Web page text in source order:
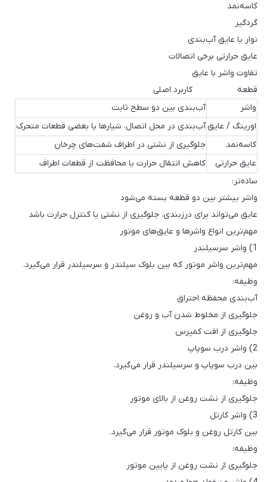
کاسه‌نمد
گردگیر
نوار یا عایق آب‌بندی
عایق حرارتی برخی اتصالات
تفاوت واشر با عایق
قطعه کاربرد اصلی
واشر
آب‌بندی بین دو سطح ثابت
اورینگ / عایق آب‌بندی در محل اتصال، شیارها یا بعضی قطعات متحرک
کاسه‌نمد
جلوگیری از نشتی در اطراف شفت‌های چرخان
عایق حرارتی
کاهش انتقال حرارت یا محافظت از قطعات اطراف
ساده‌تر:
واشر بیشتر بین دو قطعه بسته می‌شود
عایق می‌تواند برای درزبندی، جلوگیری از نشتی یا کنترل حرارت باشد
مهم‌ترین انواع واشرها و عایق‌های موتور
1) واشر سرسیلندر
مهم‌ترین واشر موتور که بین بلوک سیلندر و سرسیلندر قرار می‌گیرد.
وظیفه:
آب‌بندی محفظه احتراق
جلوگیری از مخلوط شدن آب و روغن
جلوگیری از افت کمپرس
2) واشر درب سوپاپ
بین درب سوپاپ و سرسیلندر قرار می‌گیرد.
وظیفه:
جلوگیری از نشت روغن از بالای موتور
3) واشر کارتل
بین کارتل روغن و بلوک موتور قرار می‌گیرد.
وظیفه:
جلوگیری از نشت روغن از پایین موتور